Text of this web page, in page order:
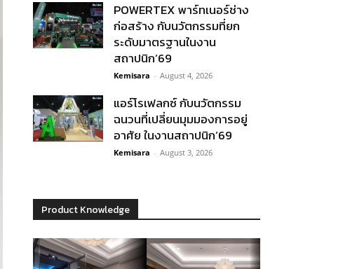
POWERTEX พาร์ทเนอร์ช่าง
ก่อสร้าง กับนวัตกรรมที่ยก
ระดับมาตรฐานในงาน
สถาปนิก’69
Kemisara - August 4, 2026
แอร์โรเฟลกซ์ กับนวัตกรรม
ฉนวนที่เปลี่ยนมุมมองการอยู่
อาศัย ในงานสถาปนิก’69
Kemisara - August 3, 2026
Product Knowledge